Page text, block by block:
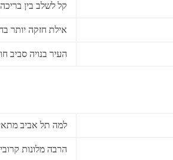
קל לשלב בין
אילת חזקה יותר
העיר בנויה סביב
למה תל אביב
הרבה מלונות